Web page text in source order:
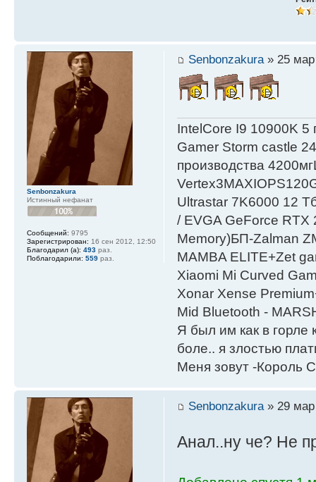
Senbonzakura» 25 мар
IntelСore I9 10900K 5
Gamer Storm castle
производства
Ultrastar 7K6000 12
/ EVGA GeForce RTX
Мemory)БП-Zalman
MAMBA ELITE+Zet
Xiaomi Mi Curved
Xonar Xense
Mid Bluetooth -
Я был им как в горле
боле.. я злостью
Меня зовут -Король
Senbonzakura
Истинный нефанат
Сообщений: 9795
Зарегистрирован: 16 сен 2012, 12:50
Благодарил (а): 493 раз.
Поблагодарили: 559 раз.
Senbonzakura» 29 мар
Анал..ну че? Не